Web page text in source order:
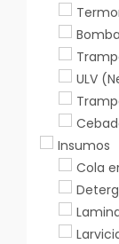
ULV
Insumos
Cola